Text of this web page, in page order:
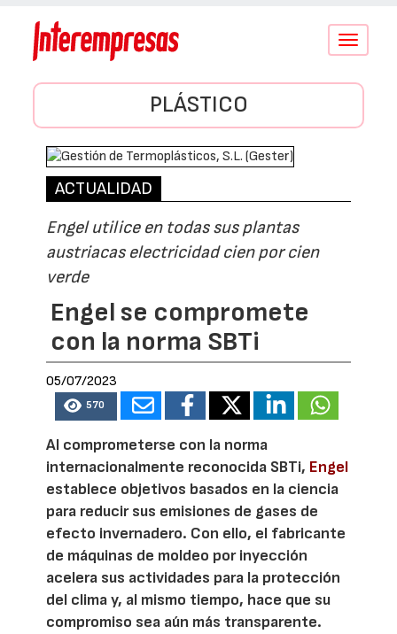
Conmutar
PLÁSTICO
ACTUALIDAD
Engel utilice en todas sus plantas
austriacas electricidad cien por cien
verde
Engel se compromete
con la norma SBTi
05/07/2023
570
Al comprometerse con la norma
internacionalmente reconocida SBTi, Engel
establece objetivos basados en la ciencia
para reducir sus emisiones de gases de
efecto invernadero. Con ello, el fabricante
de máquinas de moldeo por inyección
acelera sus actividades para la protección
del clima y, al mismo tiempo, hace que su
compromiso sea aún más transparente.